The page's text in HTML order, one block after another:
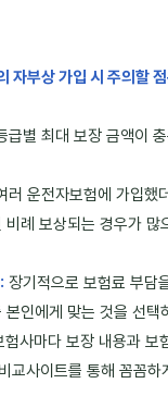
자부상 가입 시 주의할
급별 최대 보장 금액이
러 운전자보험에 가입했
비례 보상되는 경우가 많
장기적으로 보험료 부담
본인에게 맞는 것을 선택
험사마다 보장 내용과 보
교사이트를 통해 꼼꼼하